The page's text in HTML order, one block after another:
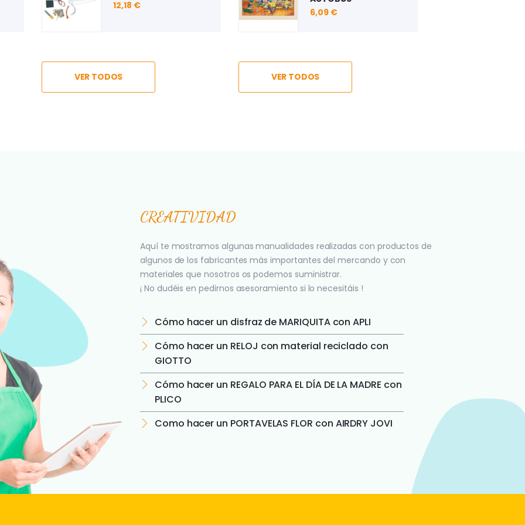
INFORMÁTICOS
9,08 €
29,44 €
15,21 €
VER TODOS
4,32 €
VER TODOS
CREATIVIDAD
Aquí te mostramos algunas manualidades realizadas con productos de
algunos de los fabricantes más importantes del mercando y con
materiales que nosotros os podemos suministrar.
¡ No dudéis en pedirnos asesoramiento si lo necesitáis !
Cómo hacer un disfraz de MARIQUITA con APLI
Cómo hacer un RELOJ con material reciclado con
GIOTTO
Cómo hacer un REGALO PARA EL DÍA DE LA MADRE con
PLICO
Como hacer un PORTAVELAS FLOR con AIRDRY JOVI